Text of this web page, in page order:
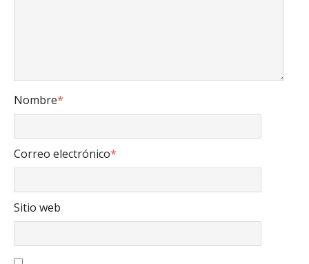
Nombre*
Correo electrónico*
Sitio web